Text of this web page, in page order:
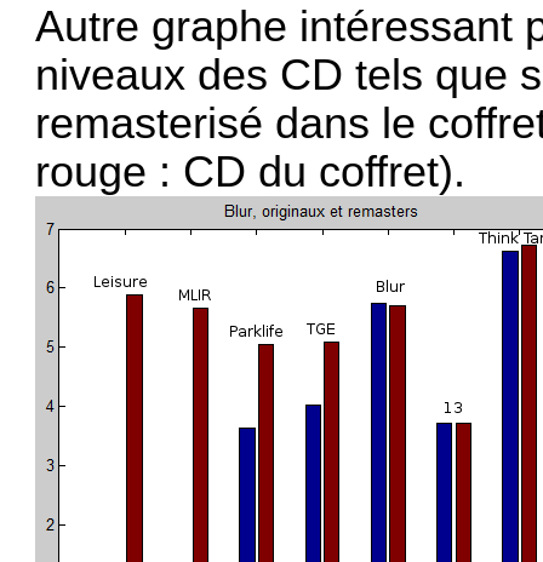
Autre graphe intéressant
niveaux des CD tels que
remasterisé dans le
rouge : CD du coffret).